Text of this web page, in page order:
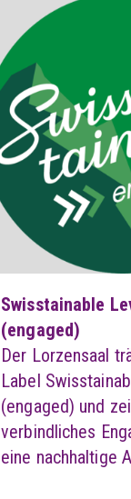
Swisstainable
(engaged)
Der Lorzensaal
Label
(engaged) und
verbindliches
eine nachhaltige